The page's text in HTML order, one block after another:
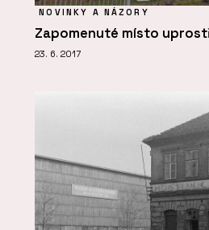
NOVINKY A NÁZORY
Zapomenuté místo
23. 6. 2017